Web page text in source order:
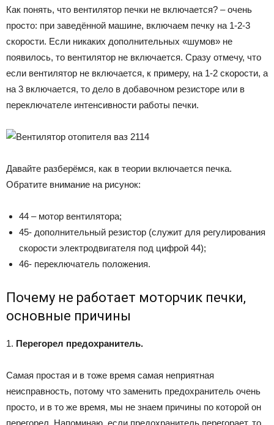
Как понять, что вентилятор печки не включается? – очень
просто: при заведённой машине, включаем печку на 1-2-3
скорости. Если никаких дополнительных «шумов» не
появилось, то вентилятор не включается. Сразу отмечу, что
если вентилятор не включается, к примеру, на 1-2 скорости, а
на 3 включается, то дело в добавочном резисторе или в
переключателе интенсивности работы печки.
Давайте разберёмся, как в теории включается печка.
Обратите внимание на рисунок:
44 – мотор вентилятора;
45- дополнительный резистор (служит для регулирования
скорости электродвигателя под цифрой 44);
46- переключатель положения.
Почему не работает моторчик печки,
основные причины
1. Перегорел предохранитель.
Самая простая и в тоже время самая неприятная
неисправность, потому что заменить предохранитель очень
просто, и в то же время, мы не знаем причины по которой он
перегорел. Напоминаю, если предохранитель перегорает, то